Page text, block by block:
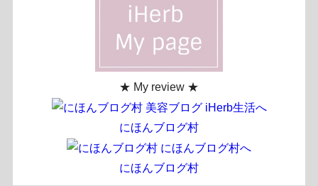
★ My review ★
にほんブログ村
にほんブログ村